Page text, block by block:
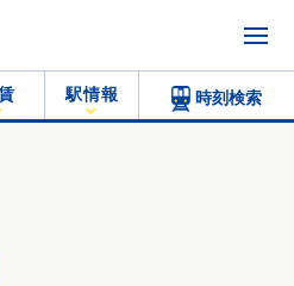
駅情報 時刻検索